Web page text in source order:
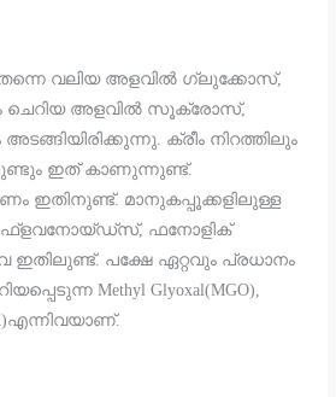
തന്നെ വലിയ അളവിൽ ഗ്ലുക്കോസ്,
ചെറിയ അളവിൽ സൂക്രോസ്,
ക്രീം നിറത്തിലും
ഇത് കാണുന്നുണ്ട്.
ഇതിനുണ്ട്. മാനുകപ്പൂക്കളിലുള്ള
ഫ്‌ളവനോയ്‌ഡ്‌സ്, ഫനോളിക്
പക്ഷേ ഏറ്റവും പ്രധാനം
Methyl Glyoxal(MGO),